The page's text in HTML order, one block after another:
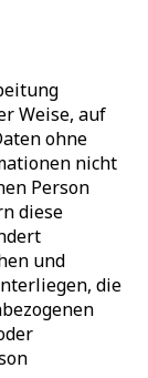
Weise, auf
ohne
nicht
Person
diese
und
die